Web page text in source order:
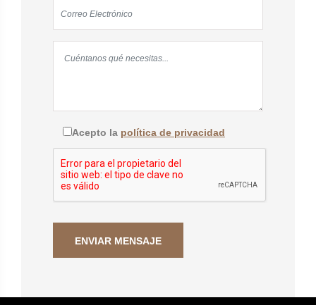
Acepto la política de privacidad